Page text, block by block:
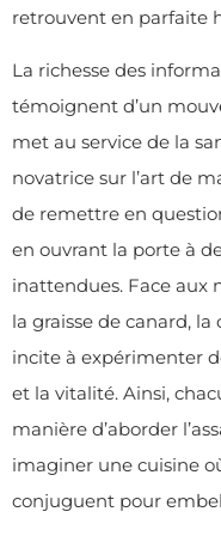
retrouvent en parfaite
La richesse des
témoignent d’un
met au service de la
novatrice sur l’art de
de remettre en
en ouvrant la porte à
inattendues. Face aux
la graisse de canard,
incite à expérimenter
et la vitalité. Ainsi,
manière d’aborder
imaginer une cuisine
conjuguent pour